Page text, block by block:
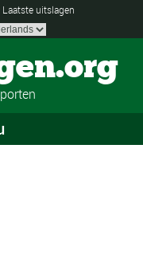
Laatste uitslagen